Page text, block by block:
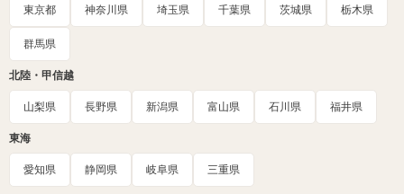
東京都 神奈川県 埼玉県 千葉県 茨城県 栃木県
群馬県
北陸・甲信越
山梨県 長野県 新潟県 富山県 石川県 福井県
東海
愛知県 静岡県 岐阜県 三重県